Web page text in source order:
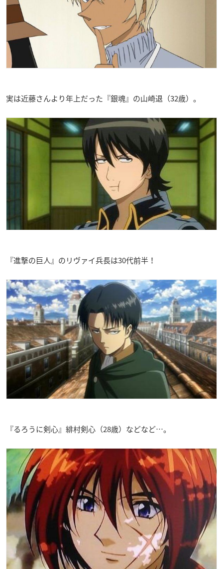
実は近藤さんより年上だった『銀魂』の山崎退（32歳）。
『進撃の巨人』のリヴァイ兵長は30代前半！
『るろうに剣心』緋村剣心（28歳）などなど…。